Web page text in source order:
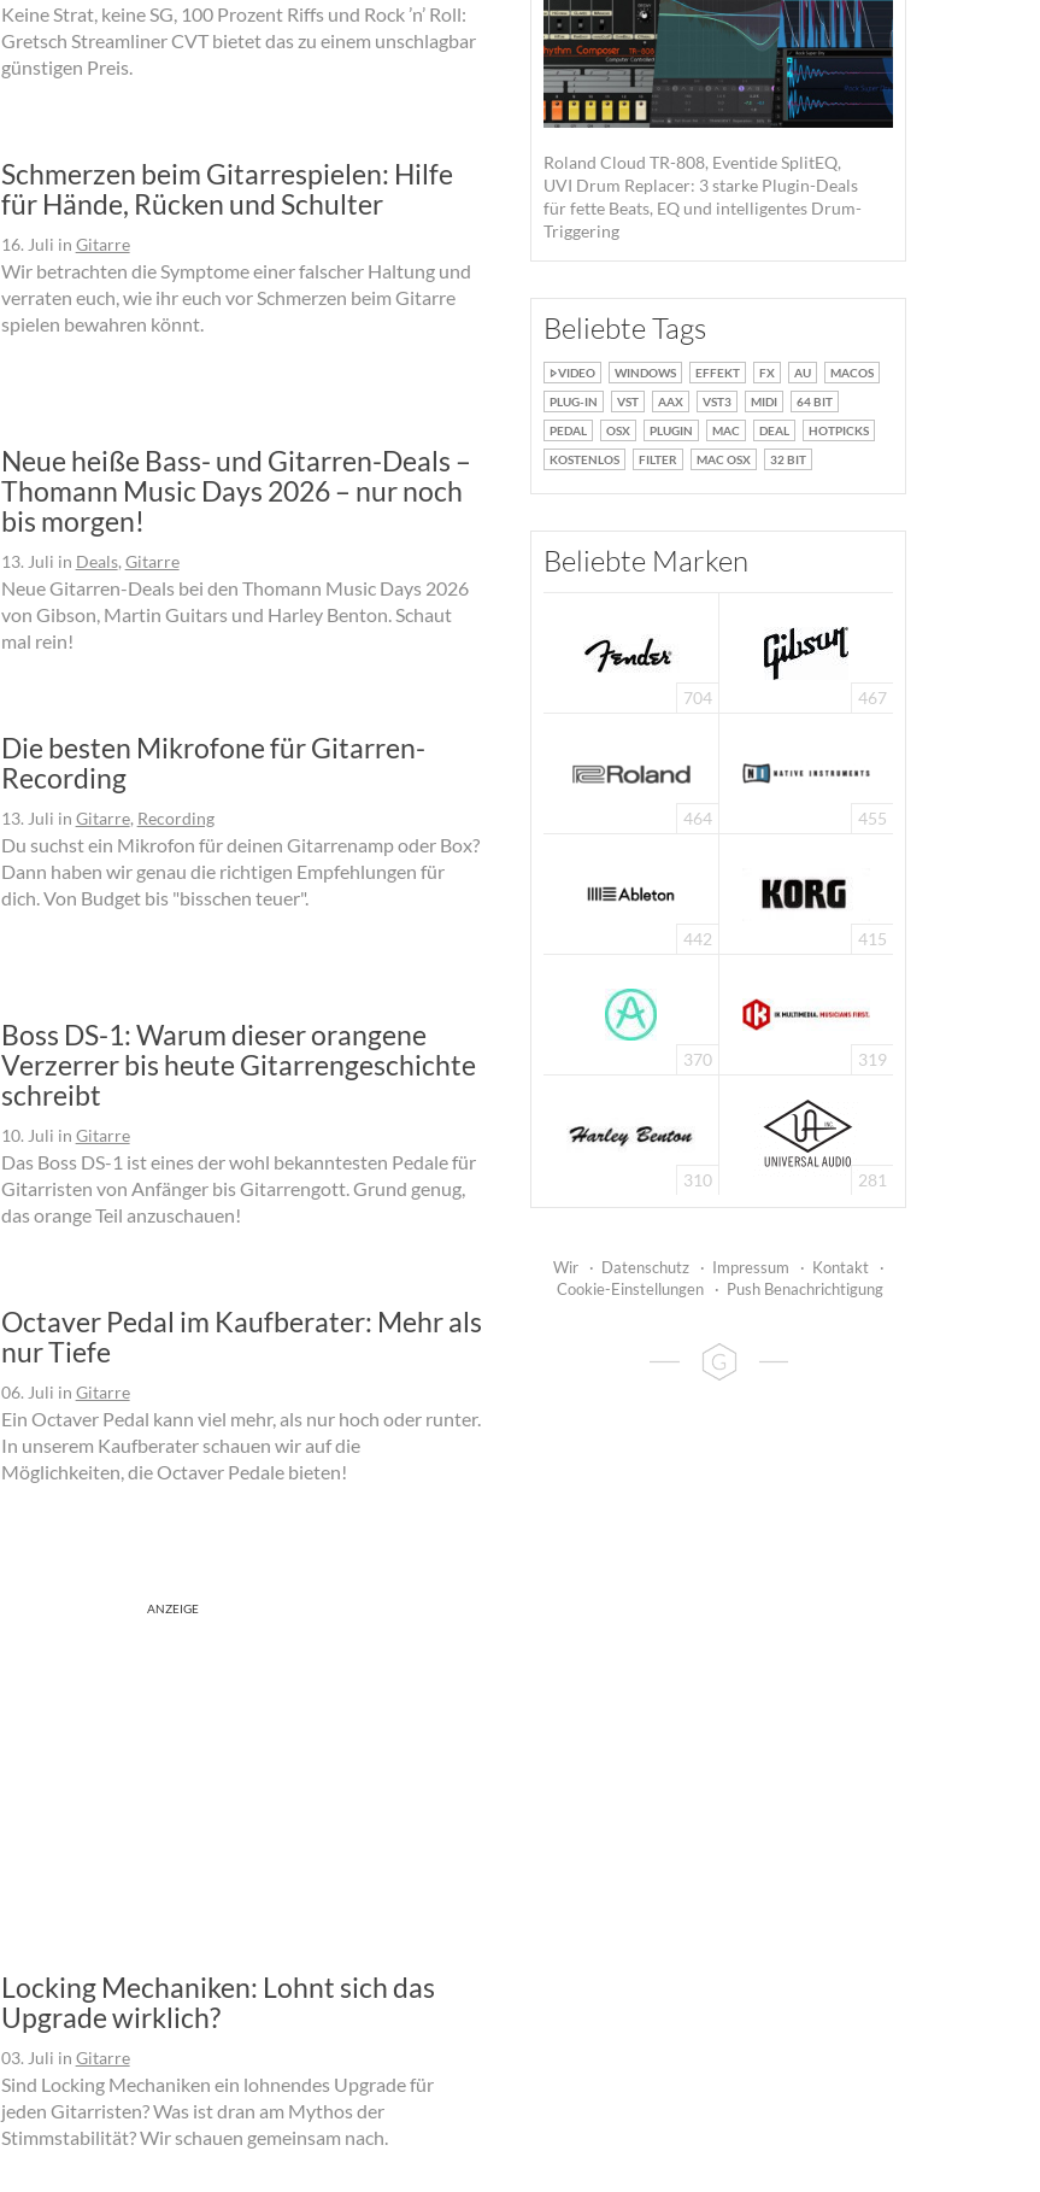
Keine Strat, keine SG, 100 Prozent Riffs und Rock ’n’ Roll:
Gretsch Streamliner CVT bietet das zu einem unschlagbar
günstigen Preis.
Schmerzen beim Gitarrespielen: Hilfe
für Hände, Rücken und Schulter
16. Juli in Gitarre
Wir betrachten die Symptome einer falscher Haltung und
verraten euch, wie ihr euch vor Schmerzen beim Gitarre
spielen bewahren könnt.
Neue heiße Bass- und Gitarren-Deals –
Thomann Music Days 2026 – nur noch
bis morgen!
13. Juli in Deals, Gitarre
Neue Gitarren-Deals bei den Thomann Music Days 2026
von Gibson, Martin Guitars und Harley Benton. Schaut
mal rein!
Die besten Mikrofone für Gitarren-
Recording
13. Juli in Gitarre, Recording
Du suchst ein Mikrofon für deinen Gitarrenamp oder Box?
Dann haben wir genau die richtigen Empfehlungen für
dich. Von Budget bis "bisschen teuer".
Boss DS-1: Warum dieser orangene
Verzerrer bis heute Gitarrengeschichte
schreibt
10. Juli in Gitarre
Das Boss DS-1 ist eines der wohl bekanntesten Pedale für
Gitarristen von Anfänger bis Gitarrengott. Grund genug,
das orange Teil anzuschauen!
Octaver Pedal im Kaufberater: Mehr als
nur Tiefe
06. Juli in Gitarre
Ein Octaver Pedal kann viel mehr, als nur hoch oder runter.
In unserem Kaufberater schauen wir auf die
Möglichkeiten, die Octaver Pedale bieten!
ANZEIGE
Locking Mechaniken: Lohnt sich das
Upgrade wirklich?
03. Juli in Gitarre
Sind Locking Mechaniken ein lohnendes Upgrade für
jeden Gitarristen? Was ist dran am Mythos der
Stimmstabilität? Wir schauen gemeinsam nach.
Roland Cloud TR-808, Eventide SplitEQ,
UVI Drum Replacer: 3 starke Plugin-Deals
für fette Beats, EQ und intelligentes Drum-
Triggering
Beliebte Tags
VIDEO WINDOWS EFFEKT FX AU
MACOS
PLUG-IN
VST AAX VST3 MIDI
64 BIT
PEDAL
OSX PLUGIN MAC DEAL
HOTPICKS
KOSTENLOS
FILTER MAC OSX 32 BIT
Beliebte Marken
704 467
464 455
442 415
370 319
310 281
Wir · Datenschutz · Impressum · Kontakt
·
Cookie-Einstellungen
· Push Benachrichtigung